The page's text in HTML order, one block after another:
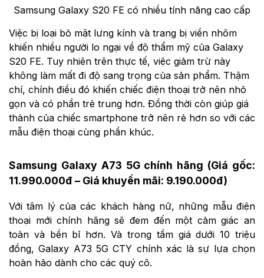
Samsung Galaxy S20 FE có nhiều tính năng cao cấp
Việc bị loại bỏ mặt lưng kính và trang bị viền nhôm
khiến nhiều người lo ngại về độ thẩm mỹ của Galaxy
S20 FE. Tuy nhiên trên thực tế, việc giảm trừ này
không làm mất đi độ sang trọng của sản phẩm. Thậm
chí, chính điều đó khiến chiếc điện thoại trở nên nhỏ
gọn và có phần trẻ trung hơn. Đồng thời còn giúp giá
thành của chiếc smartphone trở nên rẻ hơn so với các
mẫu điện thoại cùng phần khúc.
Samsung Galaxy A73 5G chính hãng (Giá gốc:
11.990.000đ – Giá khuyến mãi: 9.190.000đ)
Với tâm lý của các khách hàng nữ, những mẫu điện
thoại mới chính hãng sẽ đem đến một cảm giác an
toàn và bền bỉ hơn. Và trong tầm giá dưới 10 triệu
đồng, Galaxy A73 5G CTY chính xác là sự lựa chọn
hoàn hảo dành cho các quý cô.